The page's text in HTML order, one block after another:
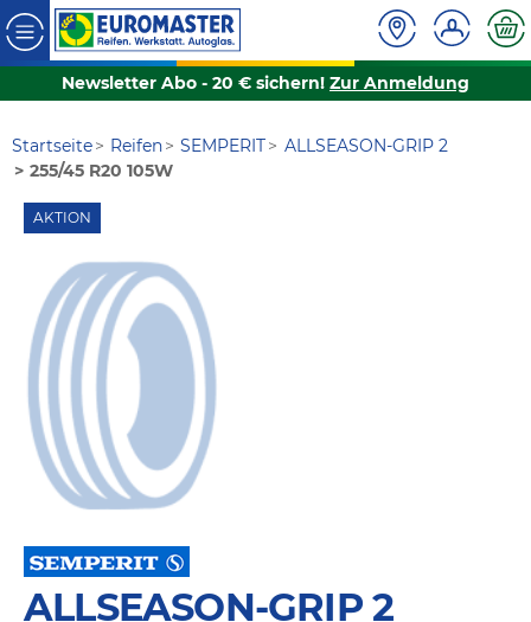
Newsletter Abo - 20 € sichern! Zur Anmeldung
Startseite Reifen SEMPERIT
ALLSEASON-GRIP 2
255/45 R20 105W
AKTION
ALLSEASON-GRIP 2